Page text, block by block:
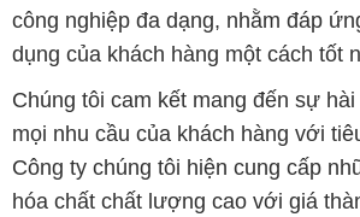
công nghiệp đa dạng, nhằm đáp
dụng của khách hàng một cách tốt
Chúng tôi cam kết mang đến sự
mọi nhu cầu của khách hàng với
Công ty chúng tôi hiện cung cấp
hóa chất chất lượng cao với giá